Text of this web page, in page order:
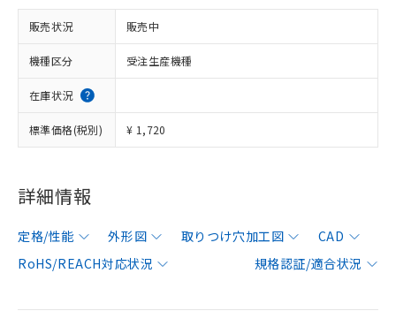
販売状況 販売中
機種区分 受注生産機種
在庫状況
標準価格(税別) ¥ 1,720
詳細情報
定格/性能 外形図 取りつけ穴加工図
CAD
RoHS/REACH対応状況
規格認証/適合状況